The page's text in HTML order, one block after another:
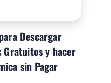
Descargar
y hacer
sin Pagar